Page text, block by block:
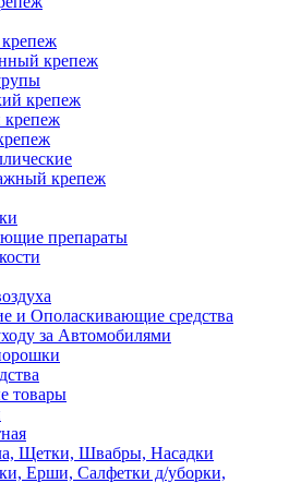
крепеж
крепеж
крепеж
препараты
и Ополаскивающие средства
за Автомобилями
товары
Щетки, Швабры, Насадки
Ерши, Салфетки д/уборки,